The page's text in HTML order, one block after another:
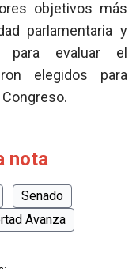
objetivos más
parlamentaria y
evaluar el
elegidos para
nota
Senado
Avanza